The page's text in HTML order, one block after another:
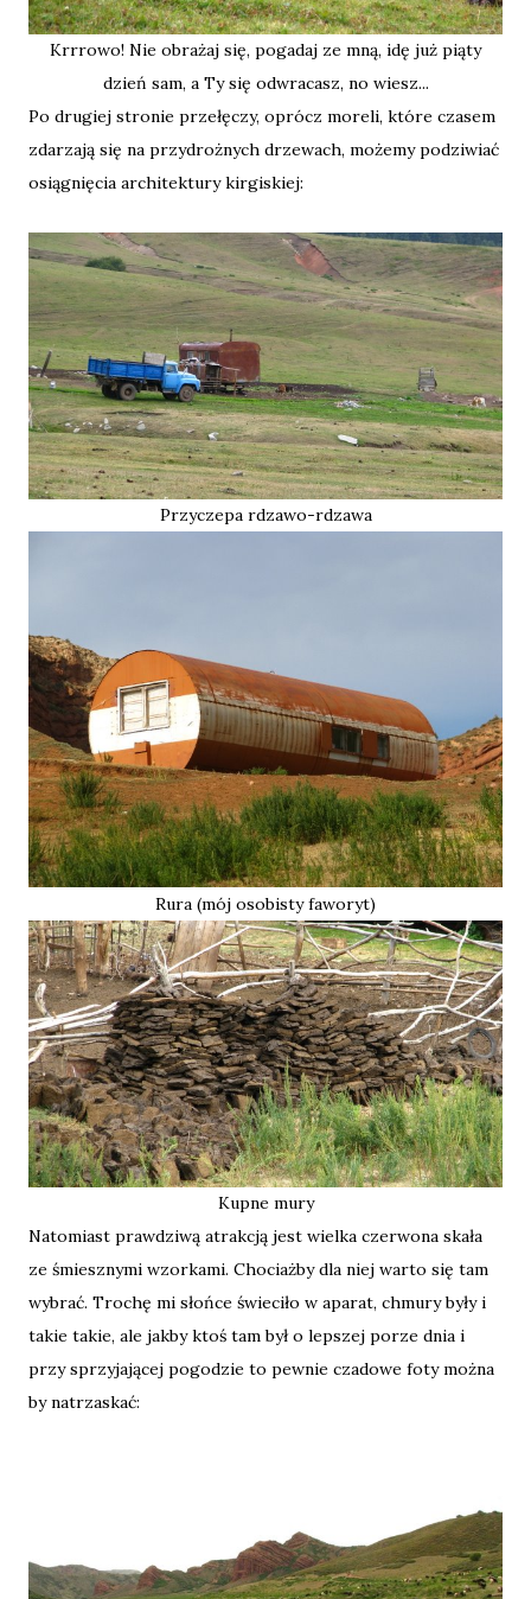
Krrrowo! Nie obrażaj się, pogadaj ze mną, idę już piąty
dzień sam, a Ty się odwracasz, no wiesz...
Po drugiej stronie przełęczy, oprócz moreli, które czasem
zdarzają się na przydrożnych drzewach, możemy podziwiać
osiągnięcia architektury kirgiskiej:
Przyczepa rdzawo-rdzawa
Rura (mój osobisty faworyt)
Kupne mury
Natomiast prawdziwą atrakcją jest wielka czerwona skała
ze śmiesznymi wzorkami. Chociażby dla niej warto się tam
wybrać. Trochę mi słońce świeciło w aparat, chmury były i
takie takie, ale jakby ktoś tam był o lepszej porze dnia i
przy sprzyjającej pogodzie to pewnie czadowe foty można
by natrzaskać: